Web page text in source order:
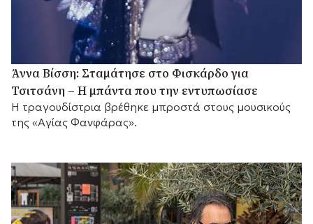
Άννα Βίσση: Σταμάτησε στο Φισκάρδο για
Τσιτσάνη – Η μπάντα που την εντυπωσίασε
Η τραγουδίστρια βρέθηκε μπροστά στους μουσικούς
της «Αγίας Φανφάρας».